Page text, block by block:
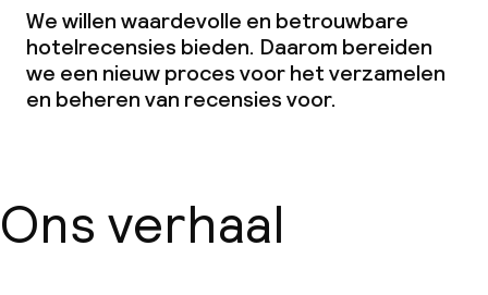
We willen waardevolle en betrouwbare
hotelrecensies bieden. Daarom bereiden
we een nieuw proces voor het verzamelen
en beheren van recensies voor.
Ons verhaal